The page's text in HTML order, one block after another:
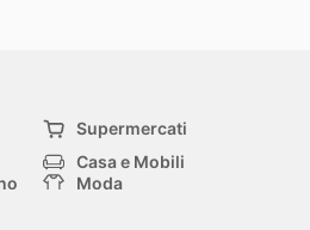
Supermercati
Casa e Mobili
Moda